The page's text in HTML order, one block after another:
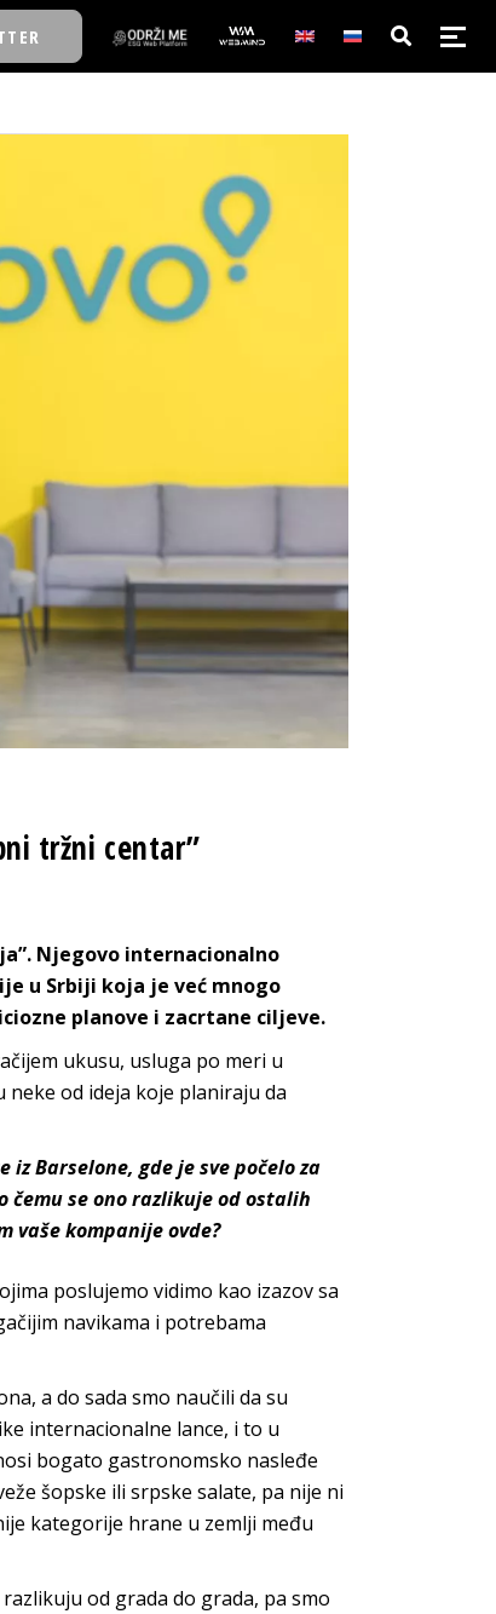
tržni centar”
Njegovo internacionalno
u Srbiji koja je već mnogo
planove i zacrtane ciljeve.
ukusu, usluga po meri u
od ideja koje planiraju da
Barselone, gde je sve počelo za
čemu se ono razlikuje od ostalih
vaše kompanije ovde?
poslujemo vidimo kao izazov sa
navikama i potrebama
a do sada smo naučili da su
internacionalne lance, i to u
bogato gastronomsko nasleđe
šopske ili srpske salate, pa nije ni
kategorije hrane u zemlji među
od grada do grada, pa smo